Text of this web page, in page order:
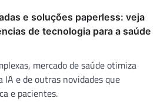
e soluções paperless: veja
de tecnologia para a saúde
mercado de saúde otimiza
IA e de outras novidades que
e pacientes.